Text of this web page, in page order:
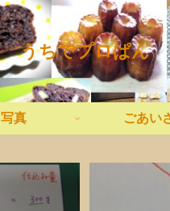
うちでプロぱん
写真 ごあい